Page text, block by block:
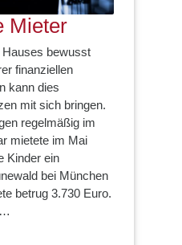
Mieter
bewusst
finanziellen
kann dies
mit sich bringen.
regelmäßig im
mietete im Mai
Kinder ein
bei München
betrug 3.730 Euro.